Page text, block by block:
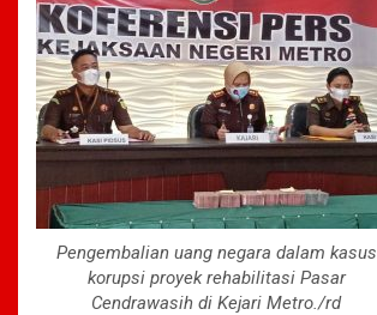
Pengembalian uang negara dalam kasus
korupsi proyek rehabilitasi Pasar
Cendrawasih di Kejari Metro./rd